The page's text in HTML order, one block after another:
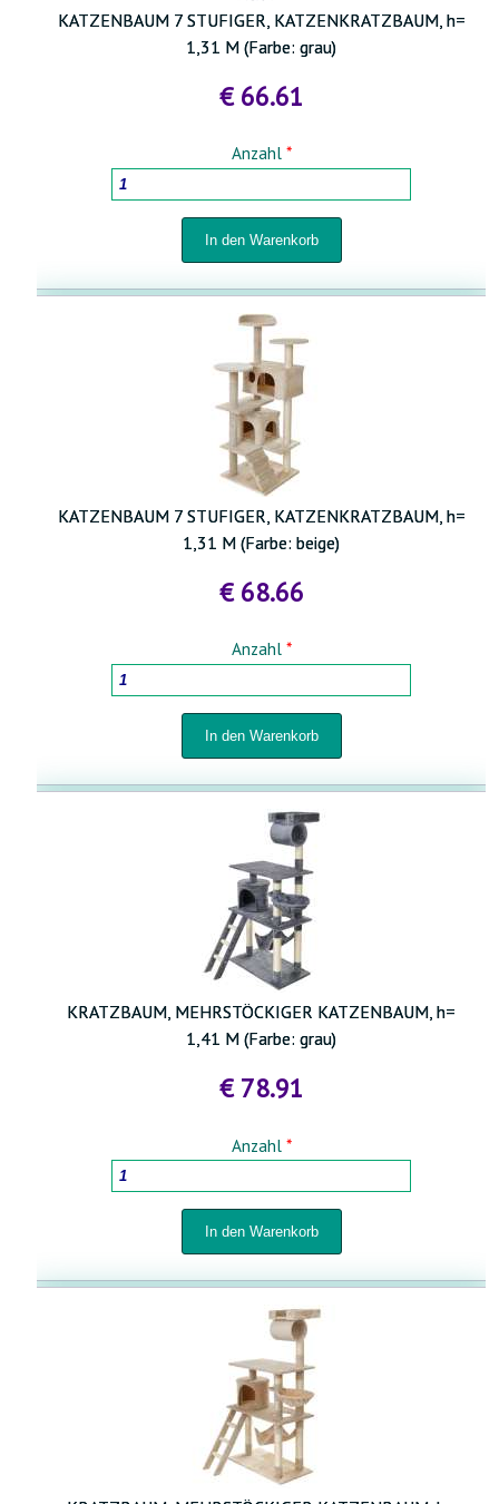
KATZENBAUM 7 STUFIGER, KATZENKRATZBAUM, h=
1,31 M (Farbe: grau)
€ 66.61
Anzahl *
KATZENBAUM 7 STUFIGER, KATZENKRATZBAUM, h=
1,31 M (Farbe: beige)
€ 68.66
Anzahl *
KRATZBAUM, MEHRSTÖCKIGER KATZENBAUM, h=
1,41 M (Farbe: grau)
€ 78.91
Anzahl *